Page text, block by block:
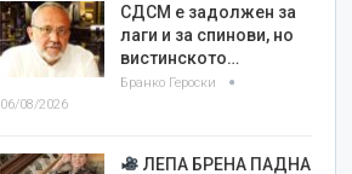
СДСМ е задолжен за
лаги и за спинови, но
вистинското…
Бранко Героски
06/08/2026
ЛЕПА БРЕНА ПАДНА